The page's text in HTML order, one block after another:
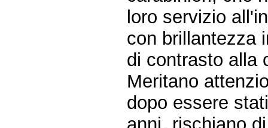
loro servizio
con brillantezza
di contrasto alla
Meritano
dopo essere